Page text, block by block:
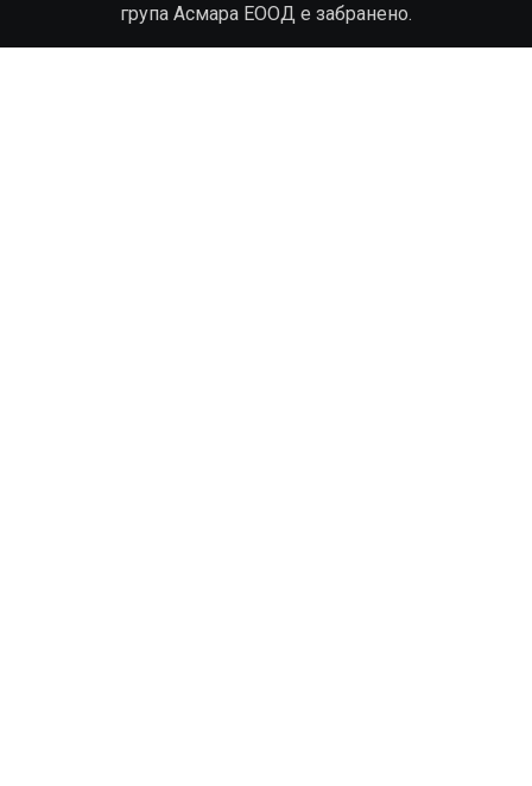
група Асмара ЕООД е забранено.